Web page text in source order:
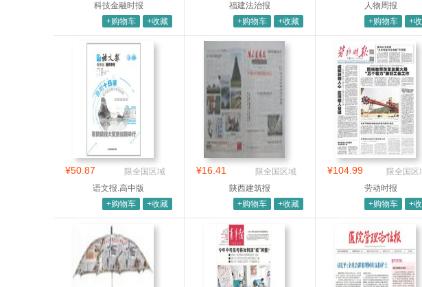
科技金融时报
+购物车
+收藏
福建法治报
+购物车
+收藏
人物周报
+购物车
+
¥50.87
限全国区域
语文报.高中版
+购物车
+收藏
¥16.41
限全国区域
陕西建筑报
+购物车
+收藏
¥104.99
限全国区
劳动时报
+购物车
+